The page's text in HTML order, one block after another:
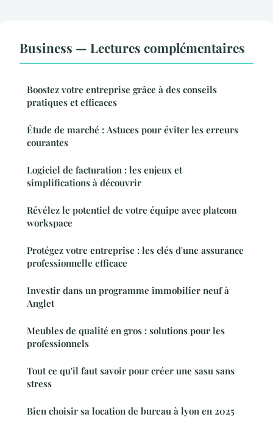
Business — Lectures complémentaires
Boostez votre entreprise grâce à des conseils
pratiques et efficaces
Étude de marché : Astuces pour éviter les erreurs
courantes
Logiciel de facturation : les enjeux et
simplifications à découvrir
Révélez le potentiel de votre équipe avec platcom
workspace
Protégez votre entreprise : les clés d'une assurance
professionnelle efficace
Investir dans un programme immobilier neuf à
Anglet
Meubles de qualité en gros : solutions pour les
professionnels
Tout ce qu'il faut savoir pour créer une sasu sans
stress
Bien choisir sa location de bureau à lyon en 2025